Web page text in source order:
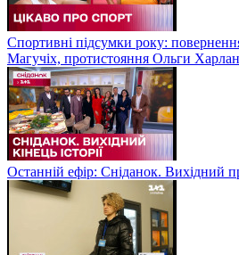
Спортивні підсумки року:
Магучіх, протистояння Ольги Харлан
Останній ефір: Сніданок. Вихідний